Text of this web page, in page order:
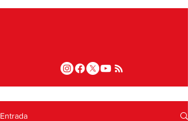
Entrada